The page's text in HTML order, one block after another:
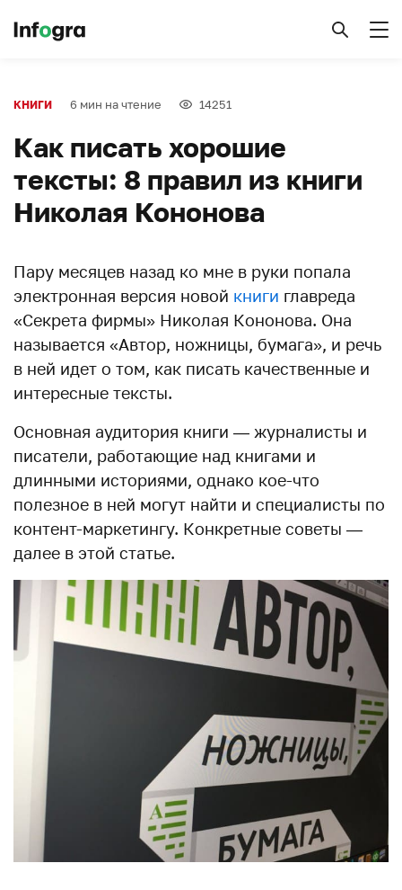
КНИГИ 6 мин на чтение 14251
Как писать хорошие
тексты: 8 правил из книги
Николая Кононова
Пару месяцев назад ко мне в руки попала
электронная версия новой книги главреда
«Секрета фирмы» Николая Кононова. Она
называется «Автор, ножницы, бумага», и речь
в ней идет о том, как писать качественные и
интересные тексты.
Основная аудитория книги — журналисты и
писатели, работающие над книгами и
длинными историями, однако кое-что
полезное в ней могут найти и специалисты по
контент-маркетингу. Конкретные советы —
далее в этой статье.